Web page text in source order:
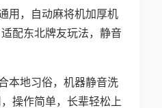
用，自动麻将机加厚机
配东北牌友玩法，静音
本地习俗，机器静音洗
操作简单，长辈轻松上